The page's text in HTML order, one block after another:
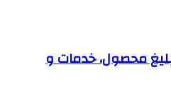
محصول، خدمات و